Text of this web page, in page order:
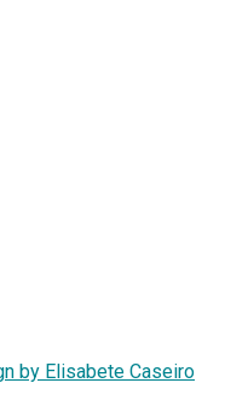
by Elisabete Caseiro